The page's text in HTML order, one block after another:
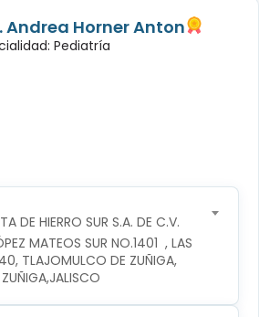
Andrea Horner Anton
Pediatría
DE HIERRO SUR S.A. DE C.V.
MATEOS SUR NO.1401  , LAS
TLAJOMULCO DE ZUÑIGA,